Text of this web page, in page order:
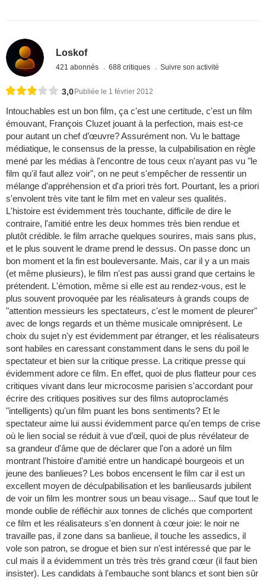
Loskof
421 abonnés 688 critiques Suivre son activité
3,0 Publiée le 1 février 2012
Intouchables est un bon film, ça c'est une certitude, c'est un film
émouvant, François Cluzet jouant à la perfection, mais est-ce
pour autant un chef d’œuvre? Assurément non. Vu le battage
médiatique, le consensus de la presse, la culpabilisation en règle
mené par les médias à l'encontre de tous ceux n'ayant pas vu "le
film qu'il faut allez voir", on ne peut s'empêcher de ressentir un
mélange d'appréhension et d'a priori très fort. Pourtant, les a priori
s'envolent très vite tant le film met en valeur ses qualités.
L'histoire est évidemment très touchante, difficile de dire le
contraire, l'amitié entre les deux hommes très bien rendue et
plutôt crédible. le film arrache quelques sourires, mais sans plus,
et le plus souvent le drame prend le dessus. On passe donc un
bon moment et la fin est bouleversante. Mais, car il y a un mais
(et même plusieurs), le film n'est pas aussi grand que certains le
prétendent. L'émotion, même si elle est au rendez-vous, est le
plus souvent provoquée par les réalisateurs à grands coups de
"attention messieurs les spectateurs, c'est le moment de pleurer"
avec de longs regards et un thème musicale omniprésent. Le
choix du sujet n'y est évidemment par étranger, et les réalisateurs
sont habiles en caressant constamment dans le sens du poil le
spectateur et bien sur la critique presse. La critique presse qui
évidemment adore ce film. En effet, quoi de plus flatteur pour ces
critiques vivant dans leur microcosme parisien s'accordant pour
écrire des critiques positives sur des films autoproclamés
"intelligents) qu'un film puant les bons sentiments? Et le
spectateur aime lui aussi évidemment parce qu'en temps de crise
où le lien social se réduit à vue d’œil, quoi de plus révélateur de
sa grandeur d'âme que de déclarer que l'on a adoré un film
montrant l'histoire d'amitié entre un handicapé bourgeois et un
jeune des banlieues? Les bobos encensent le film car il est un
excellent moyen de déculpabilisation et les banlieusards jubilent
de voir un film les montrer sous un beau visage... Sauf que tout le
monde oublie de réfléchir aux tonnes de clichés que comportent
ce film et les réalisateurs s'en donnent à cœur joie: le noir ne
travaille pas, il zone dans sa banlieue, il touche les assedics, il
vole son patron, se drogue et bien sur n'est intéressé que par le
cul mais il a évidemment un très très très grand cœur (il faut bien
insister). Les candidats à l'embauche sont blancs et sont bien sûr